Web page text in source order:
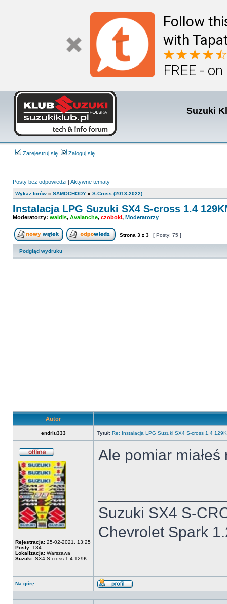
Follow
with
FREE -
Suzuki
Zarejestruj się Zaloguj się
Posty bez odpowiedzi | Aktywne tematy
Wykaz forów » SAMOCHODY » S-Cross (2013-2022)
Instalacja LPG Suzuki SX4 S-cross 1.4
Moderatorzy: waldis, Avalanche, czoboki, Moderatorzy
Nowy temat Odpowiedz w temacie
Strona 3 z 3 [ Posty: 75 ]
Podgląd wydruku
Autor
endriu333 Tytuł: Re: Instalacja LPG Suzuki SX4 S-cross 1.4
Rejestracja: 25-02-2021, 13:25
Posty: 134
Lokalizacja: Warszawa
Suzuki: SX4 S-cross 1.4 129K
Ale pomiar
Suzuki SX4 S-
Chevrolet Spark
Na górę
Wyświetl